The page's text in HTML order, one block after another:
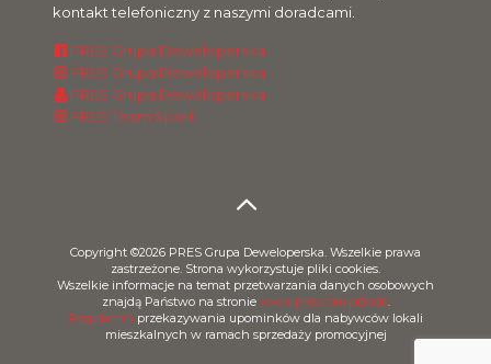
kontakt telefoniczny z naszymi doradcami.
PRES Grupa Deweloperska
PRES Grupa Deweloperska
PRES Grupa Deweloperska
PRES Team Sport
Copyright ©2026 PRES Grupa Deweloperska. Wszelkie prawa
zastrzeżone. Strona wykorzystuje pliki cookies.
Wszelkie informacje na temat przetwarzania danych osobowych
znajdą Państwo na stronie www.pres.com.pl/rodo.
Regulamin przekazywania upominków dla nabywców lokali
mieszkalnych w ramach sprzedaży promocyjnej